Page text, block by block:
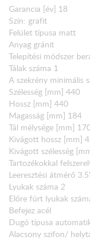
Garancia [év] 18
Szín: grafit
Felület típusa matt
Anyag gránit
Telepítési módszer
Tálak száma 1
A szekrény minimális
Szélesség [mm] 440
Hossz [mm] 440
Magasság [mm] 184
Tál mélysége [mm]
Kivágott hossz [mm]
Kivágott szélesség
Tartozékokkal
Leeresztési átmérő
Lyukak száma 2
Előre fúrt lyukak
Befejez acél
Dugó típusa
Alacsony szifon/